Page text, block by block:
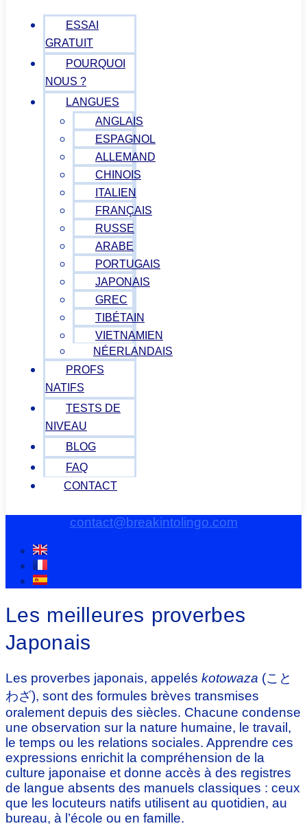
ESSAI
GRATUIT
POURQUOI
NOUS ?
LANGUES
ANGLAIS
ESPAGNOL
ALLEMAND
CHINOIS
ITALIEN
FRANÇAIS
RUSSE
ARABE
PORTUGAIS
JAPONAIS
GREC
TIBÉTAIN
VIETNAMIEN
NÉERLANDAIS
PROFS
NATIFS
TESTS DE
NIVEAU
BLOG
FAQ
CONTACT
contact@breakintolingo.com
Les meilleures proverbes
Japonais
Les proverbes japonais, appelés kotowaza (こと
わざ), sont des formules brèves transmises
oralement depuis des siècles. Chacune condense
une observation sur la nature humaine, le travail,
le temps ou les relations sociales. Apprendre ces
expressions enrichit la compréhension de la
culture japonaise et donne accès à des registres
de langue absents des manuels classiques : ceux
que les locuteurs natifs utilisent au quotidien, au
bureau, à l’école ou en famille.